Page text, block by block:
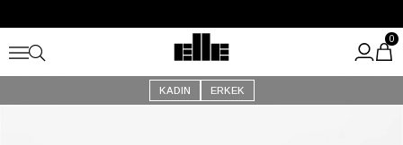
Kargo Ücretsiz!
KADIN ERKEK
0